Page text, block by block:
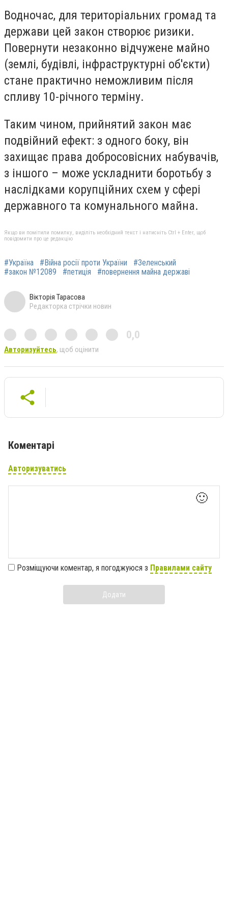
Водночас, для територіальних громад та
держави цей закон створює ризики.
Повернути незаконно відчужене майно
(землі, будівлі, інфраструктурні об'єкти)
стане практично неможливим після
спливу 10-річного терміну.
Таким чином, прийнятий закон має
подвійний ефект: з одного боку, він
захищає права добросовісних набувачів,
з іншого – може ускладнити боротьбу з
наслідками корупційних схем у сфері
державного та комунального майна.
Якщо ви помітили помилку, виділіть необхідний текст і натисніть Ctrl + Enter, щоб
повідомити про це редакцію
#Україна #Війна росії проти України
#Зеленський
#закон №12089
#петиція #повернення майна державі
Вікторія Тарасова
Редакторка стрічки новин
0,0
Авторизуйтесь, щоб оцінити
Коментарі
Авторизуватись
🙂
Розміщуючи коментар, я погоджуюся з Правилами сайту
Додати